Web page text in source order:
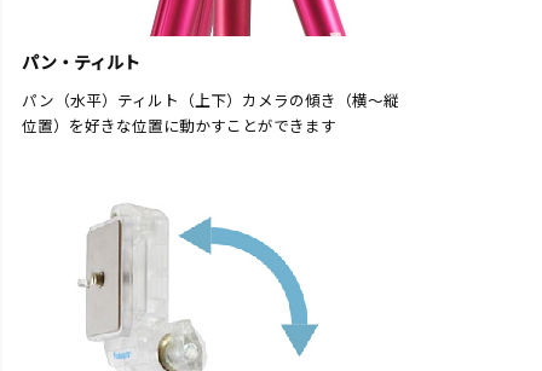
パン・ティルト
パン（水平）ティルト（上下）カメラの傾き（横～縦
位置）を好きな位置に動かすことができます